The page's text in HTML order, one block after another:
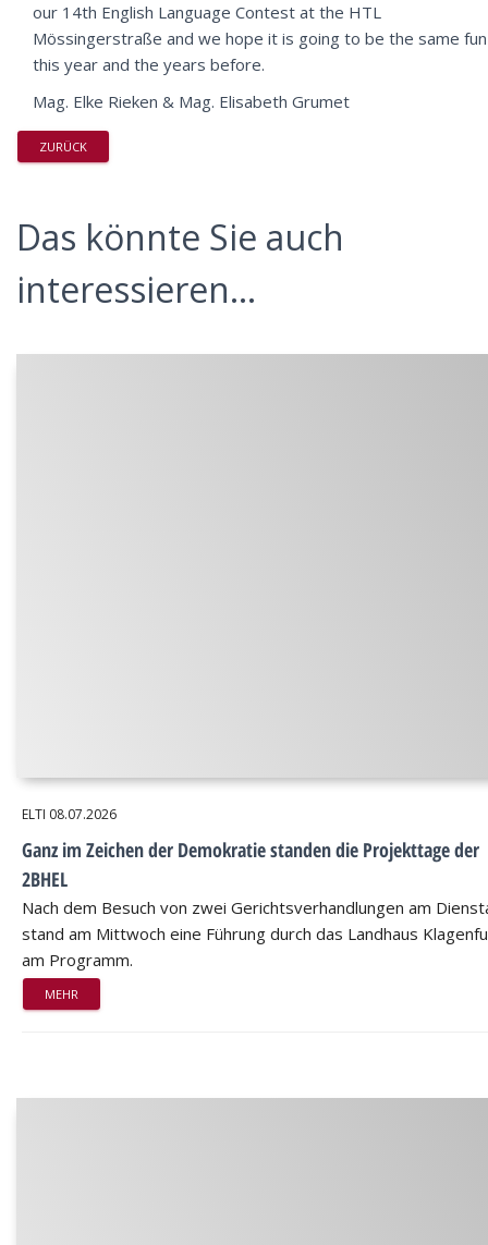
our 14th English Language Contest at the HTL
Mössingerstraße and we hope it is going to be the same
this year and the years before.
Mag. Elke Rieken & Mag. Elisabeth Grumet
ZURÜCK
Das könnte Sie auch
interessieren...
ELTI 08.07.2026
Ganz im Zeichen der Demokratie standen die Projekttage der
2BHEL
Nach dem Besuch von zwei Gerichtsverhandlungen am
stand am Mittwoch eine Führung durch das Landhaus
am Programm.
MEHR